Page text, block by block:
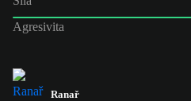
Agresivita
Ranař